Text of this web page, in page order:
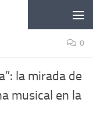
0
la mirada de
musical en la